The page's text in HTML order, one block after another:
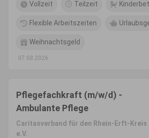
Vollzeit Teilzeit
Flexible Arbeitszeiten
Weihnachtsgeld
07.08.2026
Pflegefachkraft (m/w/d) -
Ambulante Pflege
Caritasverband für den Rhein-Erft-Kreis
e.V.